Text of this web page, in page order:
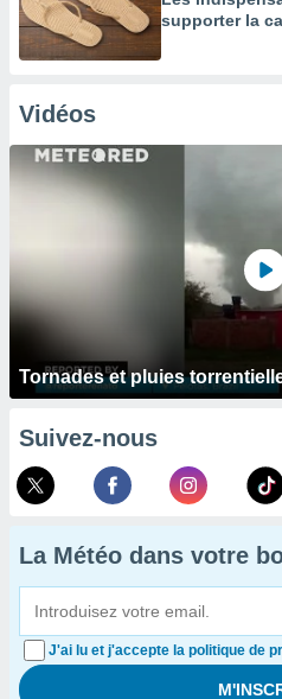
supporter la
Vidéos
Tornades et pluies
Suivez-nous
La Météo dans votre
J'ai lu et j'accepte la politique de